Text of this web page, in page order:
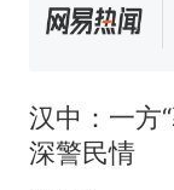
汉中：一方
深警民情